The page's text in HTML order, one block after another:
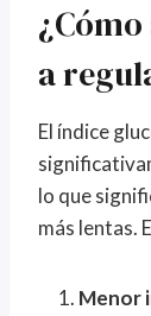
a
El índice
lo que
más lentas.
Menor